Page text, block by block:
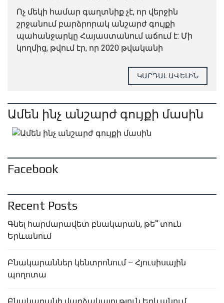
Ոչ մեկի համար գաղտնիք չէ, որ վերջին
շրջանում բարձրորակ անշարժ գույքի
պահանջարկը Հայաստանում աճում է: Մի
կողմից, թվում էր, որ 2020 թվականի
անշարժ գույքը պահանջարկ չի ունենա: Բայց
ԿԱՐԴԱԼ ԱՎԵԼԻՆ
Ամեն ինչ անշարժ գույքի մասին
Facebook
Recent Posts
Գնել հարմարավետ բնակարան, թե՞ տուն
Երևանում
Բնակարաններ կենտրոնում – Հյուսիսային
պողոտա